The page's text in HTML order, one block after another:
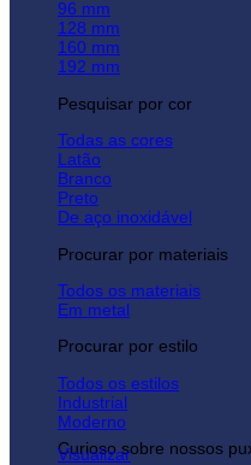
96 mm
128 mm
160 mm
192 mm
Pesquisar por cor
Todas as cores
Latão
Branco
Preto
De aço inoxidável
Procurar por materiais
Todos os materiais
Em metal
Procurar por estilo
Todos os estilos
Industrial
Moderno
Curioso sobre nossos
Visualizar